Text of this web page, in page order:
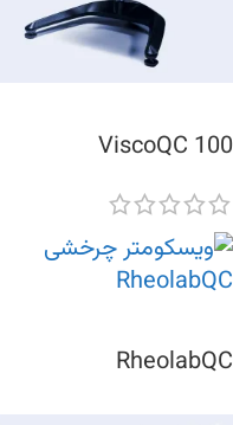
ViscoQC 100
RheolabQC